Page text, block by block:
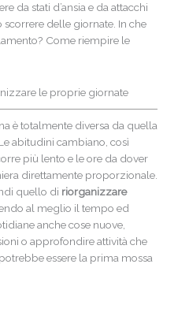
da stati d’ansia e da attacchi
delle giornate. In che
Come riempire le
le proprie giornate
è totalmente diversa da quella
abitudini cambiano, così
più lento e le ore da dover
direttamente proporzionale.
quello di riorganizzare
al meglio il tempo ed
anche cose nuove,
o approfondire attività che
essere la prima mossa